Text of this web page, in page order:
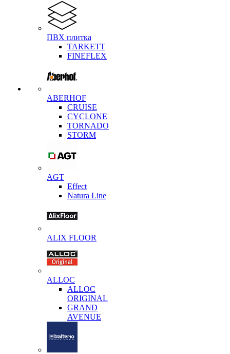
ПВХ плитка
TARKETT
FINEFLEX
ABERHOF
CRUISE
CYCLONE
TORNADO
STORM
AGT
Effect
Natura Line
ALIX FLOOR
ALLOC
ALLOC
ORIGINAL
GRAND
AVENUE